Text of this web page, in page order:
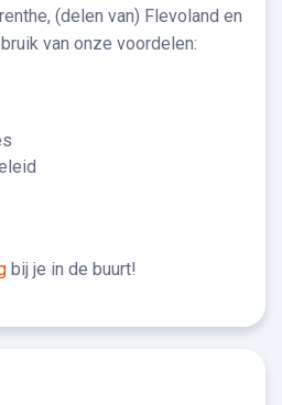
(delen van) Flevoland en
van onze voordelen:
bij je in de buurt!